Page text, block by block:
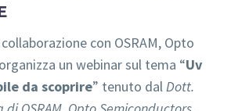
con OSRAM, Opto
un webinar sul tema “Uv
da scoprire” tenuto dal Dott.